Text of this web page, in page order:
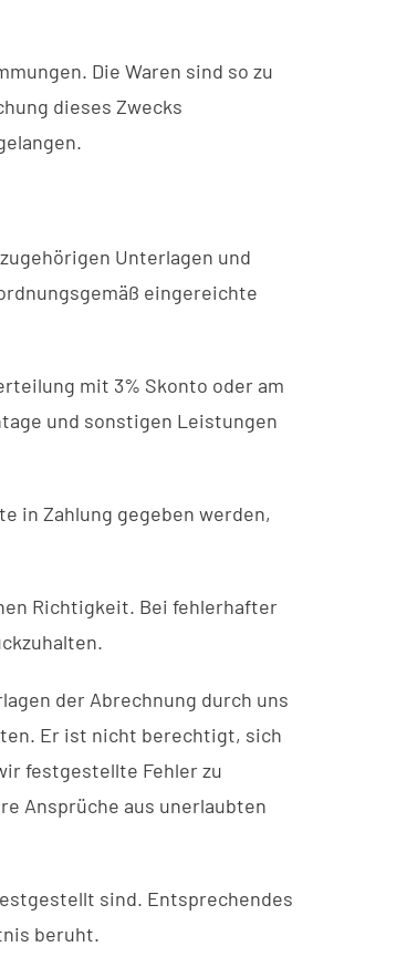
Die Waren sind so zu
dieses Zwecks
Unterlagen und
eingereichte
mit 3% Skonto oder am
und sonstigen Leistungen
in Zahlung gegeben werden,
Richtigkeit. Bei fehlerhafter
der Abrechnung durch uns
Er ist nicht berechtigt, sich
festgestellte Fehler zu
Ansprüche aus unerlaubten
sind. Entsprechendes
beruht.